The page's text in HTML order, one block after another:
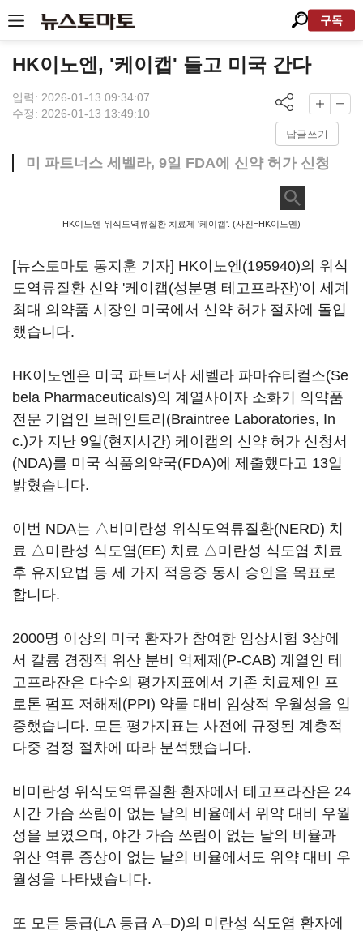
구독
HK이노엔, '케이캡' 들고 미국 간다
입력: 2026-01-13 09:34:07
수정: 2026-01-13 13:49:10
답글쓰기
미 파트너스 세벨라, 9일 FDA에 신약 허가 신청
HK이노엔 위식도역류질환 치료제 '케이캡'. (사진=HK이노엔)
[뉴스토마토 동지훈 기자] HK이노엔(195940)의 위식
도역류질환 신약 '케이캡(성분명 테고프라잔)'이 세계
최대 의약품 시장인 미국에서 신약 허가 절차에 돌입
했습니다.
HK이노엔은 미국 파트너사 세벨라 파마슈티컬스(Se
bela Pharmaceuticals)의 계열사이자 소화기 의약품
전문 기업인 브레인트리(Braintree Laboratories, In
c.)가 지난 9일(현지시간) 케이캡의 신약 허가 신청서
(NDA)를 미국 식품의약국(FDA)에 제출했다고 13일
밝혔습니다.
이번 NDA는 △비미란성 위식도역류질환(NERD) 치
료 △미란성 식도염(EE) 치료 △미란성 식도염 치료
후 유지요법 등 세 가지 적응증 동시 승인을 목표로
합니다.
2000명 이상의 미국 환자가 참여한 임상시험 3상에
서 칼륨 경쟁적 위산 분비 억제제(P-CAB) 계열인 테
고프라잔은 다수의 평가지표에서 기존 치료제인 프
로톤 펌프 저해제(PPI) 약물 대비 임상적 우월성을 입
증했습니다. 모든 평가지표는 사전에 규정된 계층적
다중 검정 절차에 따라 분석됐습니다.
비미란성 위식도역류질환 환자에서 테고프라잔은 24
시간 가슴 쓰림이 없는 날의 비율에서 위약 대비 우월
성을 보였으며, 야간 가슴 쓰림이 없는 날의 비율과
위산 역류 증상이 없는 날의 비율에서도 위약 대비 우
월성을 나타냈습니다.
또 모든 등급(LA 등급 A–D)의 미란성 식도염 환자에